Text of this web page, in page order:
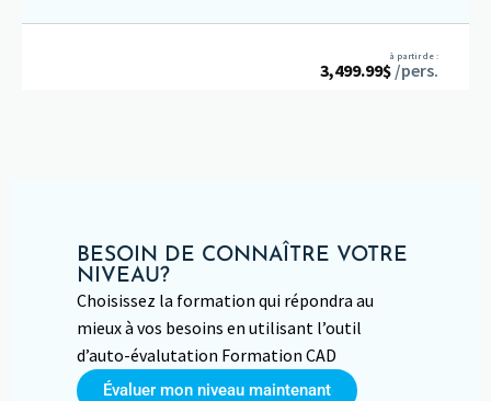
à partir de :
3,499.99$ /pers.
BESOIN DE CONNAÎTRE VOTRE
NIVEAU?
Choisissez la formation qui répondra au
mieux à vos besoins en utilisant l’outil
d’auto-évalutation Formation CAD
Évaluer mon niveau maintenant